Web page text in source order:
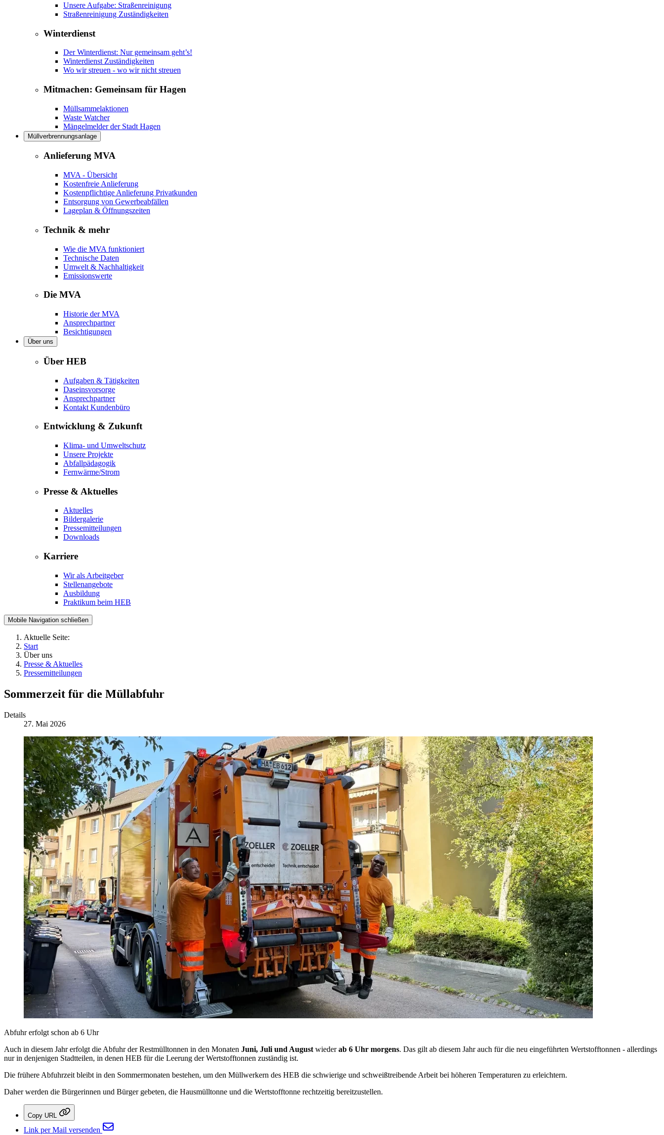
Unsere Aufgabe: Straßenreinigung
Straßenreinigung Zuständigkeiten
Winterdienst
Der Winterdienst: Nur gemeinsam geht’s!
Winterdienst Zuständigkeiten
Wo wir streuen - wo wir nicht streuen
Mitmachen: Gemeinsam für Hagen
Müllsammelaktionen
Waste Watcher
Mängelmelder der Stadt Hagen
Müllverbrennungsanlage
Anlieferung MVA
MVA - Übersicht
Kostenfreie Anlieferung
Kostenpflichtige Anlieferung Privatkunden
Entsorgung von Gewerbeabfällen
Lageplan & Öffnungszeiten
Technik & mehr
Wie die MVA funktioniert
Technische Daten
Umwelt & Nachhaltigkeit
Emissionswerte
Die MVA
Historie der MVA
Ansprechpartner
Besichtigungen
Über uns
Über HEB
Aufgaben & Tätigkeiten
Daseinsvorsorge
Ansprechpartner
Kontakt Kundenbüro
Entwicklung & Zukunft
Klima- und Umweltschutz
Unsere Projekte
Abfallpädagogik
Fernwärme/Strom
Presse & Aktuelles
Aktuelles
Bildergalerie
Pressemitteilungen
Downloads
Karriere
Wir als Arbeitgeber
Stellenangebote
Ausbildung
Praktikum beim HEB
Mobile Navigation schließen
Aktuelle Seite:
Start
Über uns
Presse & Aktuelles
Pressemitteilungen
Sommerzeit für die Müllabfuhr
Details
27. Mai 2026
Abfuhr erfolgt schon ab 6 Uhr
Auch in diesem Jahr erfolgt die Abfuhr der Restmülltonnen in den Monaten Juni, Juli und August wiederab 6 Uhr morgens. Das gilt ab diesem Jahr auch für die neu eingeführten Wertstofftonnen - allerdings
nur in denjenigen Stadtteilen, in denen HEB für die Leerung der Wertstofftonnen zuständig ist.
Die frühere Abfuhrzeit bleibt in den Sommermonaten bestehen, um den Müllwerkern des HEB die schwierige und schweißtreibende Arbeit bei höheren Temperaturen zu erleichtern.
Daher werden die Bürgerinnen und Bürger gebeten, die Hausmülltonne und die Wertstofftonne rechtzeitig bereitzustellen.
Copy URL
Link per Mail versenden